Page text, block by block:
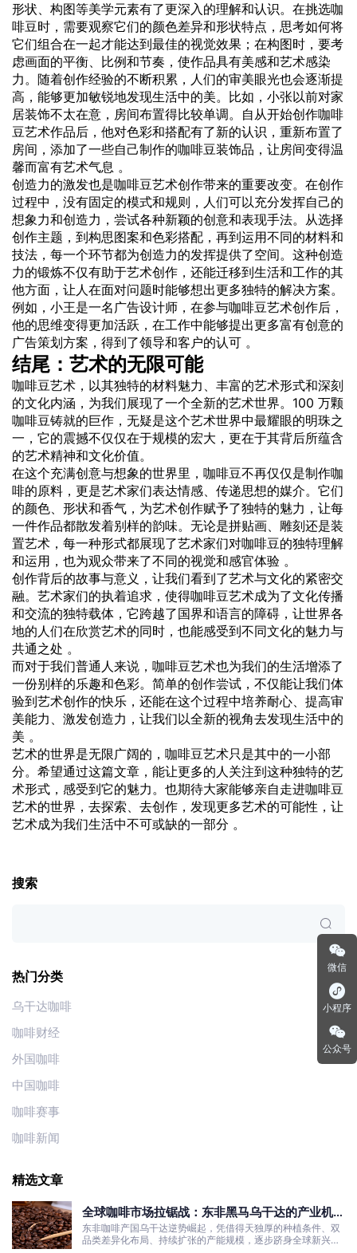
形状、构图等美学元素有了更深入的理解和认识。在挑选咖
啡豆时，需要观察它们的颜色差异和形状特点，思考如何将
它们组合在一起才能达到最佳的视觉效果；在构图时，要考
虑画面的平衡、比例和节奏，使作品具有美感和艺术感染
力。随着创作经验的不断积累，人们的审美眼光也会逐渐提
高，能够更加敏锐地发现生活中的美。比如，小张以前对家
居装饰不太在意，房间布置得比较单调。自从开始创作咖啡
豆艺术作品后，他对色彩和搭配有了新的认识，重新布置了
房间，添加了一些自己制作的咖啡豆装饰品，让房间变得温
馨而富有艺术气息 。
创造力的激发也是咖啡豆艺术创作带来的重要改变。在创作
过程中，没有固定的模式和规则，人们可以充分发挥自己的
想象力和创造力，尝试各种新颖的创意和表现手法。从选择
创作主题，到构思图案和色彩搭配，再到运用不同的材料和
技法，每一个环节都为创造力的发挥提供了空间。这种创造
力的锻炼不仅有助于艺术创作，还能迁移到生活和工作的其
他方面，让人在面对问题时能够想出更多独特的解决方案。
例如，小王是一名广告设计师，在参与咖啡豆艺术创作后，
他的思维变得更加活跃，在工作中能够提出更多富有创意的
广告策划方案，得到了领导和客户的认可 。
结尾：艺术的无限可能
咖啡豆艺术，以其独特的材料魅力、丰富的艺术形式和深刻
的文化内涵，为我们展现了一个全新的艺术世界。100 万颗
咖啡豆铸就的巨作，无疑是这个艺术世界中最耀眼的明珠之
一，它的震撼不仅仅在于规模的宏大，更在于其背后所蕴含
的艺术精神和文化价值。
在这个充满创意与想象的世界里，咖啡豆不再仅仅是制作咖
啡的原料，更是艺术家们表达情感、传递思想的媒介。它们
的颜色、形状和香气，为艺术创作赋予了独特的魅力，让每
一件作品都散发着别样的韵味。无论是拼贴画、雕刻还是装
置艺术，每一种形式都展现了艺术家们对咖啡豆的独特理解
和运用，也为观众带来了不同的视觉和感官体验 。
创作背后的故事与意义，让我们看到了艺术与文化的紧密交
融。艺术家们的执着追求，使得咖啡豆艺术成为了文化传播
和交流的独特载体，它跨越了国界和语言的障碍，让世界各
地的人们在欣赏艺术的同时，也能感受到不同文化的魅力与
共通之处 。
而对于我们普通人来说，咖啡豆艺术也为我们的生活增添了
一份别样的乐趣和色彩。简单的创作尝试，不仅能让我们体
验到艺术创作的快乐，还能在这个过程中培养耐心、提高审
美能力、激发创造力，让我们以全新的视角去发现生活中的
美 。
艺术的世界是无限广阔的，咖啡豆艺术只是其中的一小部
分。希望通过这篇文章，能让更多的人关注到这种独特的艺
术形式，感受到它的魅力。也期待大家能够亲自走进咖啡豆
艺术的世界，去探索、去创作，发现更多艺术的可能性，让
艺术成为我们生活中不可或缺的一部分 。
搜索
热门分类
乌干达咖啡
咖啡财经
外国咖啡
中国咖啡
咖啡赛事
咖啡新闻
精选文章
全球咖啡市场拉锯战：东非黑马乌干达的产业机遇
与发展真相
东非咖啡产国乌干达逆势崛起，凭借得天独厚的种植条件、双
品类差异化布局、持续扩张的产能规模，逐步跻身全球新兴咖
微信
小程序
公众号